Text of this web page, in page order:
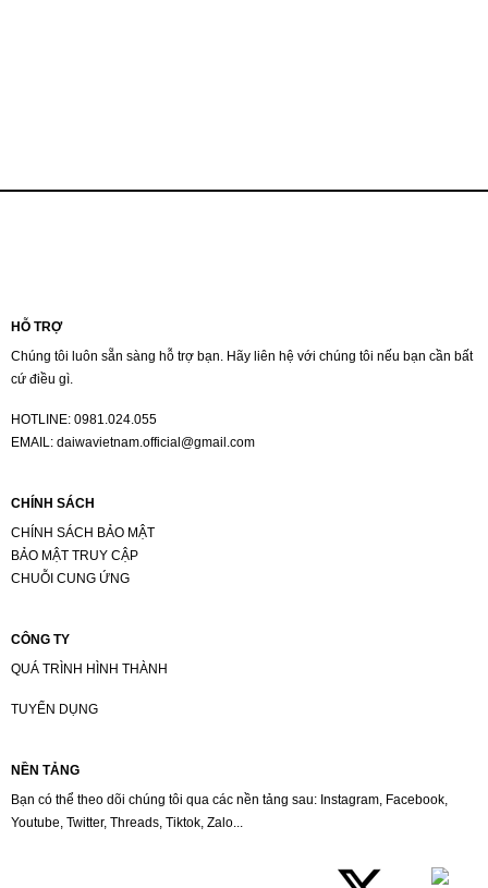
HỖ TRỢ
Chúng tôi luôn sẵn sàng hỗ trợ bạn. Hãy liên hệ với chúng tôi nếu bạn cần bất
cứ điều gì.
HOTLINE: 0981.024.055
EMAIL: daiwavietnam.official@gmail.com
CHÍNH SÁCH
CHÍNH SÁCH BẢO MẬT
BẢO MẬT TRUY CẬP
CHUỖI CUNG ỨNG
CÔNG TY
QUÁ TRÌNH HÌNH THÀNH
TUYỂN DỤNG
NỀN TẢNG
Bạn có thể theo dõi chúng tôi qua các nền tảng sau: Instagram, Facebook,
Youtube, Twitter, Threads, Tiktok, Zalo...